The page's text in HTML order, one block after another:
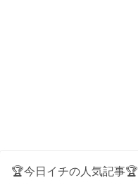
🏆今日イチの人気記事🏆